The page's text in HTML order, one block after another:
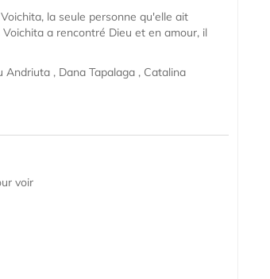
la seule personne qu'elle ait
a rencontré Dieu et en amour, il
, Dana Tapalaga , Catalina
voir